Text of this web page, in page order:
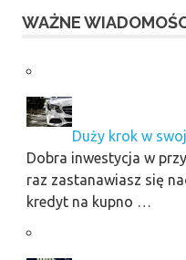
WAŻNE
Duży krok w
Dobra inwestycja w
raz zastanawiasz się
kredyt na kupno …